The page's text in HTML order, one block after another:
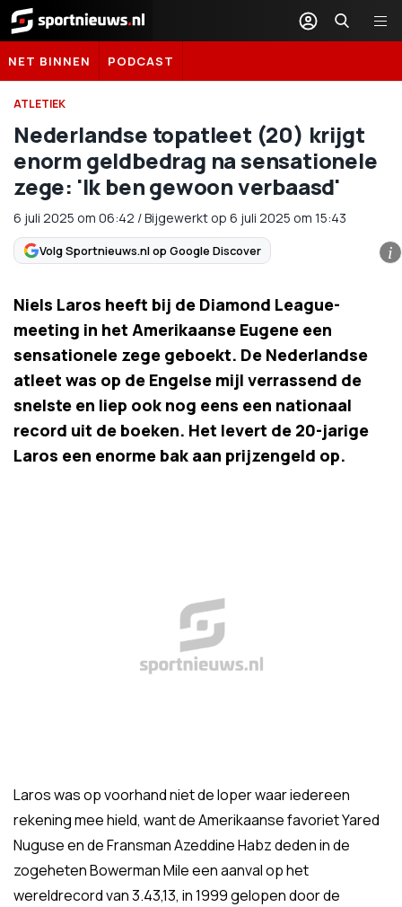
Sportnieuws.nl
NET BINNEN PODCAST
ATLETIEK
Nederlandse topatleet (20) krijgt
enorm geldbedrag na sensationele
zege: 'Ik ben gewoon verbaasd'
6 juli 2025 om 06:42 /Bijgewerkt op 6 juli 2025 om 15:43
Volg Sportnieuws.nl op Google Discover i
Niels Laros heeft bij de Diamond League-
meeting in het Amerikaanse Eugene een
sensationele zege geboekt. De Nederlandse
atleet was op de Engelse mijl verrassend de
snelste en liep ook nog eens een nationaal
record uit de boeken. Het levert de 20-jarige
Laros een enorme bak aan prijzengeld op.
Laros was op voorhand niet de loper waar iedereen
rekening mee hield, want de Amerikaanse favoriet Yared
Nuguse en de Fransman Azeddine Habz deden in de
zogeheten Bowerman Mile een aanval op het
wereldrecord van 3.43,13, in 1999 gelopen door de